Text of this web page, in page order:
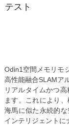
テスト
Odin1空間メモリモ
高性能融合SLAMア
リアルタイムかつ
ます。これにより
海馬に似た永続的な
インテリジェントに